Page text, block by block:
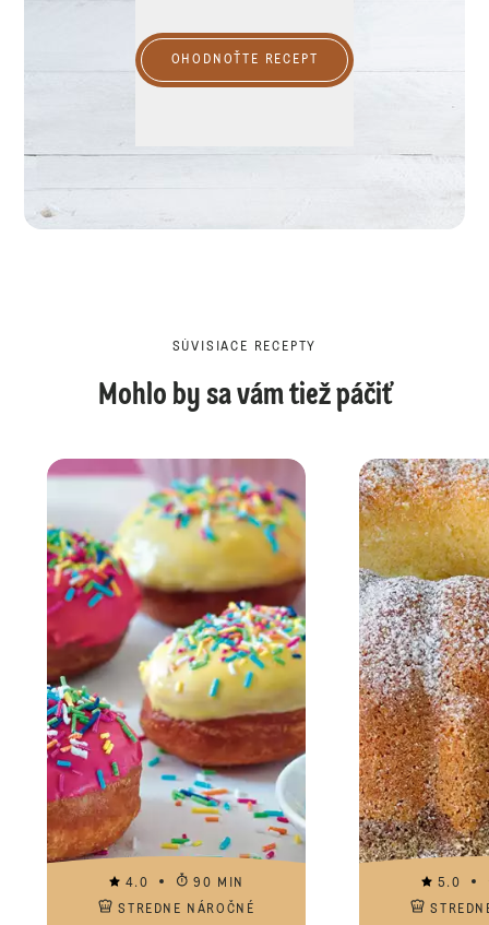
OHODNOŤTE RECEPT
SÚVISIACE RECEPTY
Mohlo by sa vám tiež páčiť
4.0
90 MIN
STREDNE NÁROČNÉ
5.0